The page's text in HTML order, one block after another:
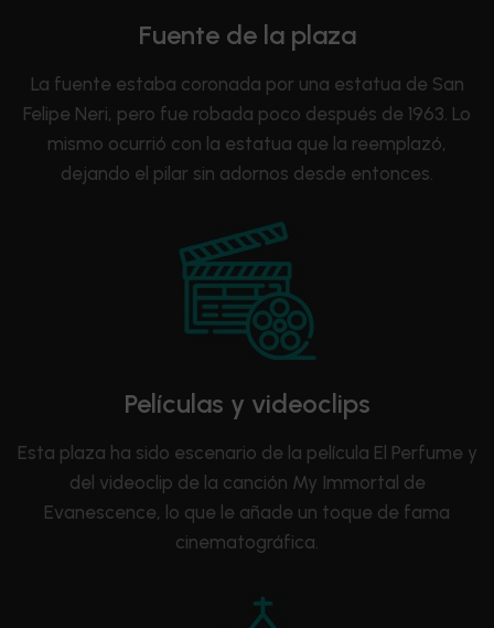
Fuente de la plaza
La fuente estaba coronada por una estatua de San
Felipe Neri, pero fue robada poco después de 1963. Lo
mismo ocurrió con la estatua que la reemplazó,
dejando el pilar sin adornos desde entonces.
Películas y videoclips
Esta plaza ha sido escenario de la película El Perfume y
del videoclip de la canción My Immortal de
Evanescence, lo que le añade un toque de fama
cinematográfica.